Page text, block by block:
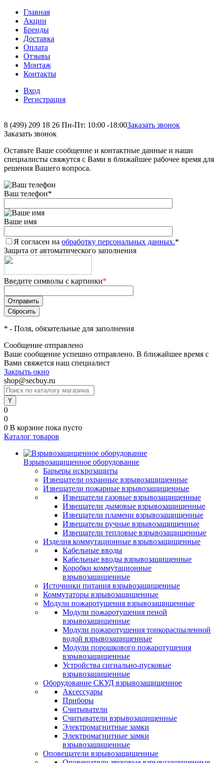
Главная
Акции
Бренды
Доставка
Оплата
Отзывы
Монтаж
Контакты
Вход
Регистрация
8 (499) 209 18 26 Пн-Пт: 10:00 -18:00Заказать звонок
Заказать звонок
Оставьте Ваше сообщение и контактные данные и наши
специалисты свяжутся с Вами в ближайшее рабочее время для
решения Вашего вопроса.
Ваш телефон*
Ваше имя
Я согласен на обработку персональных данных.*
Защита от автоматического заполнения
Введите символы с картинки*
* - Поля, обязательные для заполнения
Сообщение отправлено
Ваше сообщение успешно отправлено. В ближайшее время с
Вами свяжется наш специалист
Закрыть окно
shop@secbuy.ru
0
0
0 В корзине пока пусто
Каталог товаров
Взрывозащищенное оборудование
Барьеры искрозащиты
Извещатели охранные взрывозащищенные
Извещатели пожарные взрывозащищенные
Извещатели газовые взрывозащищенные
Извещатели дымовые взрывозащищенные
Извещатели пламени взрывозащищенные
Извещатели ручные взрывозащищенные
Извещатели тепловые взрывозащищенные
Изделия коммутационные взрывозащищенные
Кабельные вводы
Кабельные вводы взрывозащищенные
Коробки коммутационные
взрывозащищенные
Источники питания взрывозащищенные
Коммутаторы взрывозащищенные
Модули пожаротушения взрывозащищенные
Модули пожаротушения пеной
взрывозащищенные
Модули пожаротушения тонкораспыленной
водой взрывозащищенные
Модули порошкового пожаротушения
взрывозащищенные
Устройства сигнально-пусковые
взрывозащищенные
Оборудование СКУД взрывозащищенное
Аксессуары
Приборы
Считыватели
Считыватели взрывозащищенные
Электромагнитные замки
Электромагнитные замки
взрывозащищенные
Оповещатели взрывозащищенные